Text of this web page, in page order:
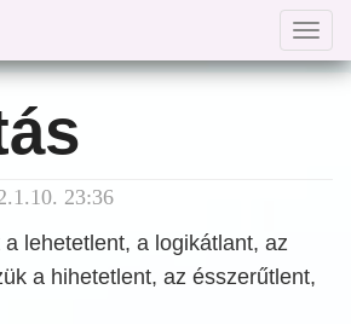
23:36
lehetetlent, a logikátlant, az
a hihetetlent, az ésszerűtlent,